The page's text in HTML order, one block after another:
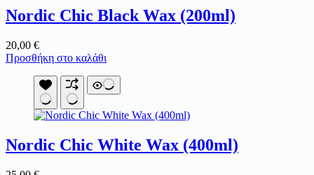
Nordic Chic Black Wax (200ml)
20,00 €
Προσθήκη στο καλάθι
Nordic Chic White Wax (400ml)